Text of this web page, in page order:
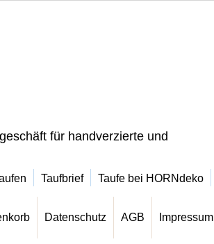
für handverzierte und
Taufbrief Taufe bei HORNdeko
Datenschutz AGB Impressum